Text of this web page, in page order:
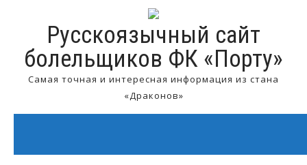
Русскоязычный сайт
болельщиков ФК «Порту»
Самая точная и интересная информация из стана
«Драконов»